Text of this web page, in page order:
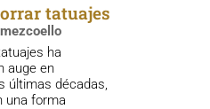
tatuajes
ha
auge en
últimas décadas,
una forma